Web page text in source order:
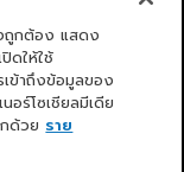
ม PRIMO CLUB
งถูกต้อง แสดง
ดให้ใช้
เข้าถึงข้อมูลของ
อร์โซเชียลมีเดีย
ด้วย ราย